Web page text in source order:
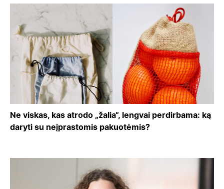
Ne viskas, kas atrodo „žalia“, lengvai perdirbama: ką
daryti su neįprastomis pakuotėmis?